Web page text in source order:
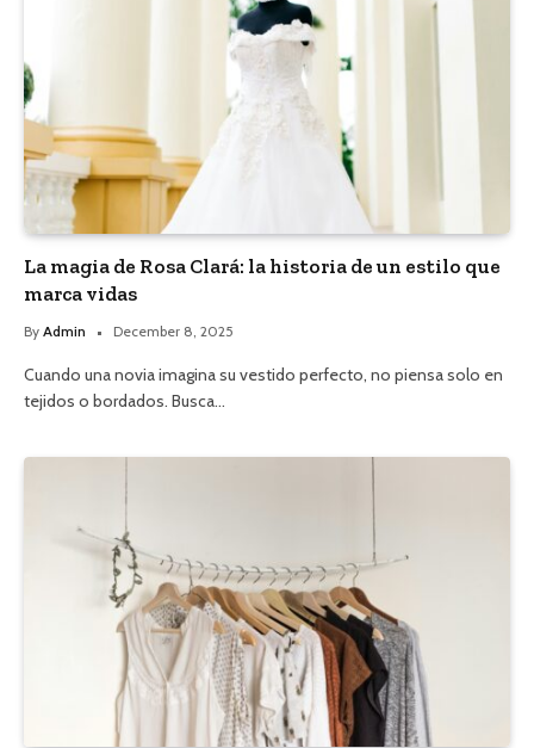
La magia de Rosa Clará: la historia de un estilo que
marca vidas
By Admin December 8, 2025
Cuando una novia imagina su vestido perfecto, no piensa solo en
tejidos o bordados. Busca…